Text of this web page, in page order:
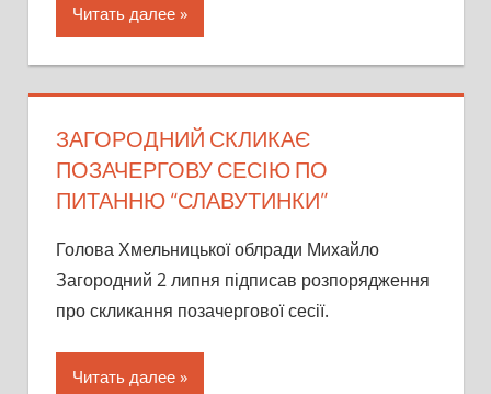
Читать далее
ЗАГОРОДНИЙ СКЛИКАЄ
ПОЗАЧЕРГОВУ СЕСІЮ ПО
ПИТАННЮ “СЛАВУТИНКИ”
Голова Хмельницької облради Михайло
Загородний 2 липня підписав розпорядження
про скликання позачергової сесії.
Читать далее